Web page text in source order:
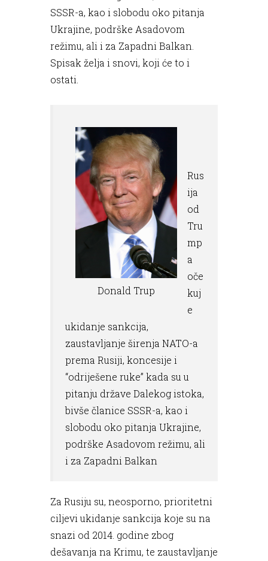
SSSR-a, kao i slobodu oko pitanja
Ukrajine, podrške Asadovom
režimu, ali i za Zapadni Balkan.
Spisak želja i snovi, koji će to i
ostati.
Donald Trup
Rus
ija
od
Tru
mp
a
oče
kuj
e
ukidanje sankcija,
zaustavljanje širenja NATO-a
prema Rusiji, koncesije i
“odriješene ruke” kada su u
pitanju države Dalekog istoka,
bivše članice SSSR-a, kao i
slobodu oko pitanja Ukrajine,
podrške Asadovom režimu, ali
i za Zapadni Balkan
Za Rusiju su, neosporno, prioritetni
ciljevi ukidanje sankcija koje su na
snazi od 2014. godine zbog
dešavanja na Krimu, te zaustavljanje